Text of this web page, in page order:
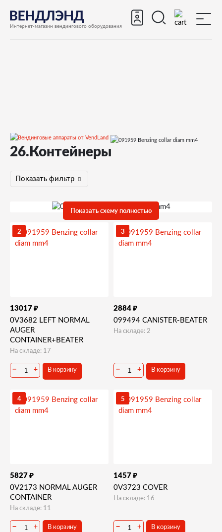
Интернет-магазин вендингового оборудования
Запчасти
Запчасти для вендинговых автоматов
Запчасти для вендинговых автоматов Necta
ASTRO
26.Контейнеры
Показать фильтр
Показать схему полностью
2
13017 ₽
0V3682 LEFT NORMAL
AUGER
CONTAINER+BEATER
На складе: 17
− + В корзину
3
2884 ₽
099494 CANISTER-BEATER
На складе: 2
− + В корзину
4
5827 ₽
0V2173 NORMAL AUGER
CONTAINER
На складе: 11
− + В корзину
5
1457 ₽
0V3723 COVER
На складе: 16
− + В корзину